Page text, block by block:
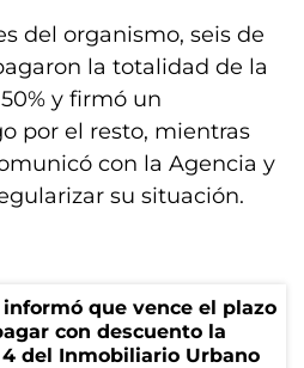
del organismo, seis de
la totalidad de la
y firmó un
por el resto, mientras
con la Agencia y
su situación.
informó que vence el plazo
con descuento la
del Inmobiliario Urbano